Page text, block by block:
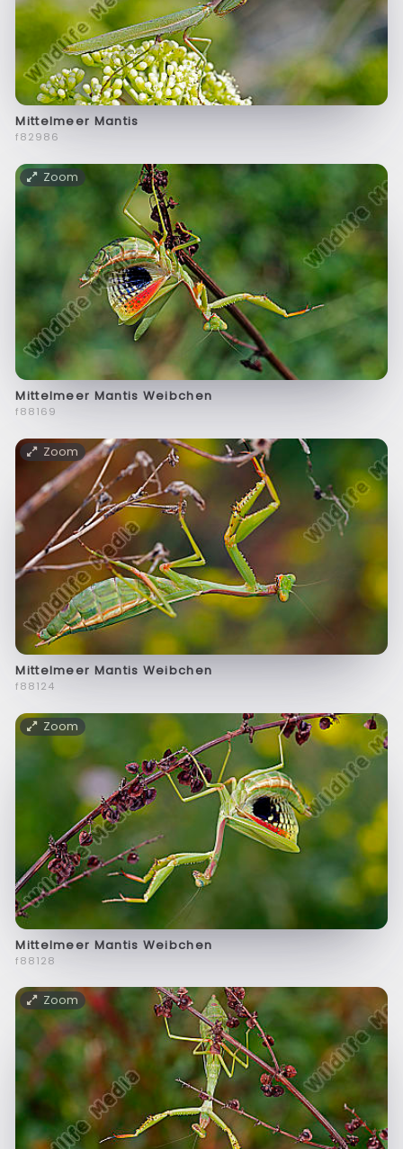
Mittelmeer Mantis
f82986
Zoom
Mittelmeer Mantis Weibchen
f88169
Zoom
Mittelmeer Mantis Weibchen
f88124
Zoom
Mittelmeer Mantis Weibchen
f88128
Zoom